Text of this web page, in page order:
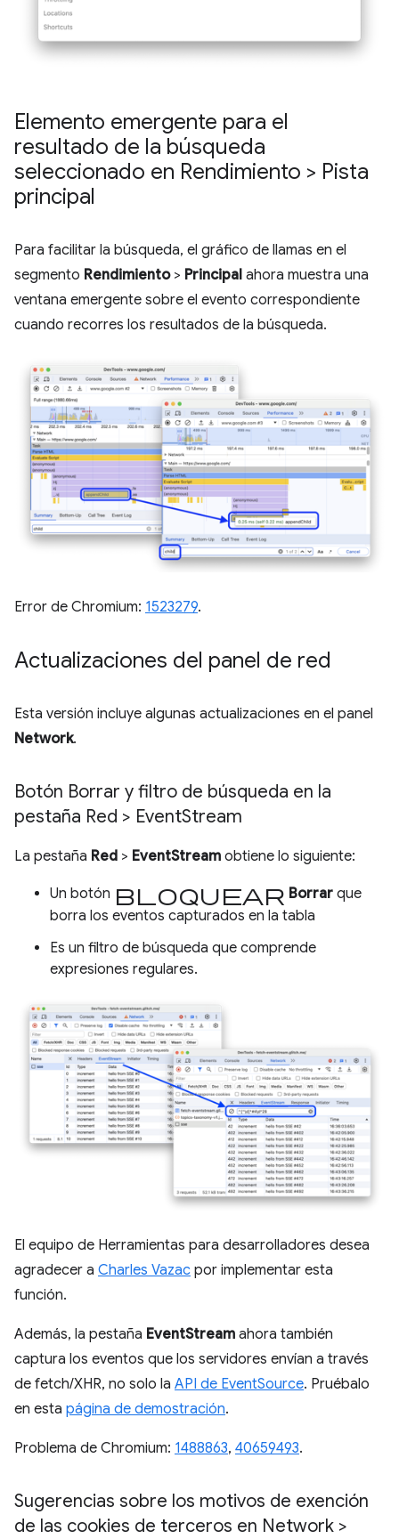
Elemento emergente para el
resultado de la búsqueda
seleccionado en Rendimiento > Pista
principal
Para facilitar la búsqueda, el gráfico de llamas en el
segmento Rendimiento> Principal ahora muestra una
ventana emergente sobre el evento correspondiente
cuando recorres los resultados de la búsqueda.
Error de Chromium: 1523279.
Actualizaciones del panel de red
Esta versión incluye algunas actualizaciones en el panel
Network.
Botón Borrar y filtro de búsqueda en la
pestaña Red > EventStream
La pestaña Red > EventStream obtiene lo siguiente:
Un botón bloquear Borrar que
borra los eventos capturados en la tabla
Es un filtro de búsqueda que comprende
expresiones regulares.
El equipo de Herramientas para desarrolladores desea
agradecer a Charles Vazac por implementar esta
función.
Además, la pestaña EventStream ahora también
captura los eventos que los servidores envían a través
de fetch/XHR, no solo la API de EventSource. Pruébalo
en esta página de demostración.
Problema de Chromium: 1488863, 40659493.
Sugerencias sobre los motivos de exención
de las cookies de terceros en Network >